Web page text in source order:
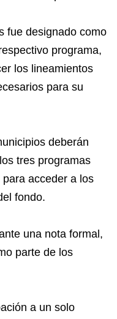
fue designado como
programa,
los lineamientos
para su
deberán
tres programas
acceder a los
fondo.
una nota formal,
parte de los
a un solo